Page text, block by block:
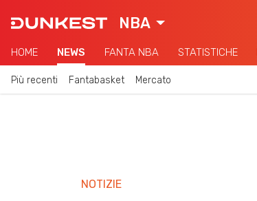
NBA
HOME NEWS FANTA NBA STATISTICHE
Più recenti Fantabasket Mercato
NOTIZIE